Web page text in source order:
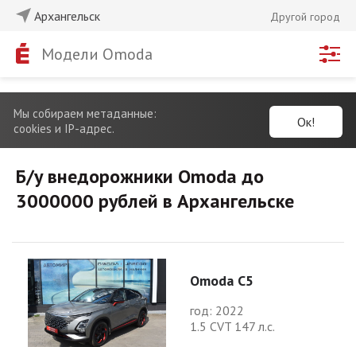
Архангельск Другой город
Модели Omoda
Мы собираем метаданные:
cookies и IP-адрес.
Ок!
Б/у внедорожники Omoda до
3000000 рублей в Архангельске
Omoda C5
год: 2022
1.5 CVT 147 л.с.